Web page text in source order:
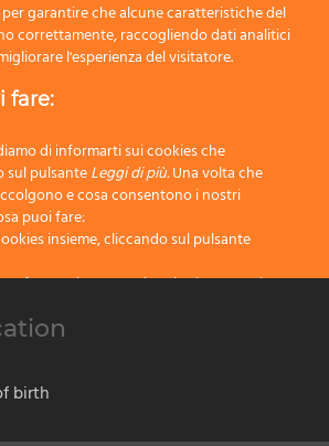
garantire che alcune caratteristiche del
correttamente, raccogliendo dati analitici
l'esperienza del visitatore.
fare:
di informarti sui cookies che
sul pulsanteLeggi di più.Una volta che
e cosa consentono i nostri
puoi fare:
insieme, cliccando sul pulsante
impostando selettivamente i
cliccando sul pulsante
Rifiuta
birth